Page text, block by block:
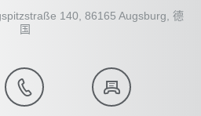
140, 86165 Augsburg, 德
国